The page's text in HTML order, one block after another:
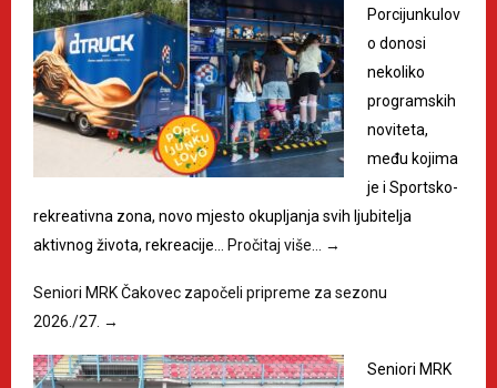
Porcijunkulov
o donosi
nekoliko
programskih
noviteta,
među kojima
je i Sportsko-
rekreativna zona, novo mjesto okupljanja svih ljubitelja
aktivnog života, rekreacije…
Pročitaj više… →
Seniori MRK Čakovec započeli pripreme za sezonu
2026./27. →
Seniori MRK